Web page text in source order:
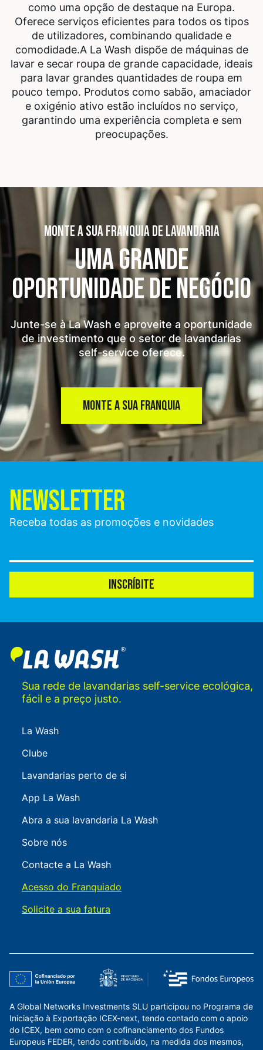
como uma opção de destaque na Europa.
Oferece serviços eficientes para todos os tipos
de utilizadores, combinando qualidade e
comodidade.A La Wash dispõe de máquinas de
lavar e secar roupa de grande capacidade, ideais
para lavar grandes quantidades de roupa em
pouco tempo. Produtos como sabão, amaciador
e oxigénio ativo estão incluídos no serviço,
garantindo uma experiência completa e sem
preocupações.
MONTE A SUA FRANQUIA DE LAVANDARIA
UMA GRANDE
OPORTUNIDADE DE NEGÓCIO
Junte-se à La Wash e aproveite a oportunidade
de investimento que o setor de lavandarias
self-service oferece.
MONTE A SUA FRANQUIA
NEWSLETTER
Receba todas as promoções e novidades
INSCRÍBITE
Sua rede de lavandarias self-service ecológica,
fácil e a preço justo.
La Wash
Clube
Lavandarias perto de si
App La Wash
Abra a sua lavandaria La Wash
Sobre nós
Contacte a La Wash
Acesso do Franquiado
Solicite a sua fatura
A Global Networks Investments SLU participou no Programa de
Iniciação à Exportação ICEX-next, tendo contado com o apoio
do ICEX, bem como com o cofinanciamento dos Fundos
Europeus FEDER, tendo contribuído, na medida dos mesmos,